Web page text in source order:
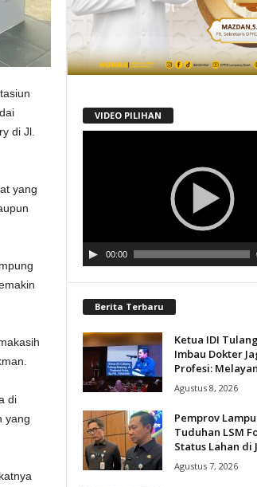
di Jl.
yang
di
yang
VIDEO PILIHAN
00:00
Berita Terbaru
Ketua IDI
Imbau Dokter
Profesi:
Agustus 8, 2026
Pemprov
Tuduhan LSM
Status Lahan di
Agustus 7, 2026